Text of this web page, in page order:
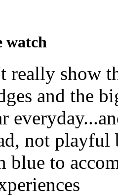
watch
really show
and the
not
blue to